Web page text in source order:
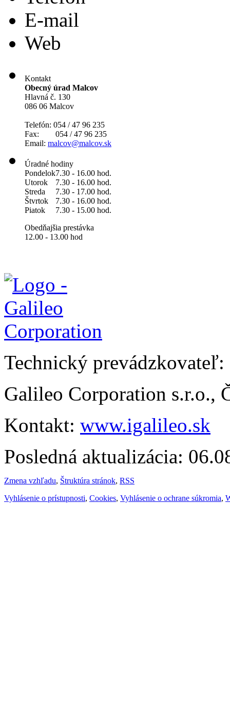
E-mail
Web
Kontakt
Obecný úrad Malcov
Hlavná č. 130
086 06 Malcov
Telefón: 054 / 47 96 235
Fax: 054 / 47 96 235
Email: malcov@malcov.sk
Úradné hodiny
Pondelok7.30 - 16.00 hod.
Utorok
7.30 - 16.00 hod.
Streda
7.30 - 17.00 hod.
Štvrtok
7.30 - 16.00 hod.
Piatok
7.30 - 15.00 hod.
Obedňajšia prestávka
12.00 - 13.00 hod
Technický prevádzkovateľ:
Galileo Corporation s.r.o.,
Kontakt: www.igalileo.sk
Posledná aktualizácia:
Zmena vzhľadu, Štruktúra stránok, RSS
Vyhlásenie o prístupnosti, Cookies, Vyhlásenie o ochrane súkromia,